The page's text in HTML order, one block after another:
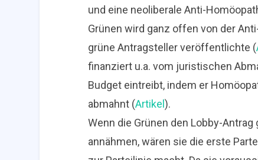
und eine neoliberale Anti-
Grünen wird ganz offen von der
grüne Antragsteller veröffentlichte (
finanziert u.a. vom juristischen
Budget eintreibt, indem er
abmahnt (Artikel).
Wenn die Grünen den Lobby-
annähmen, wären sie die erste